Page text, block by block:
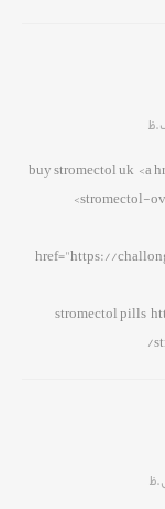
buy stromectol uk
stromectol-
href="https://
stromectol pills